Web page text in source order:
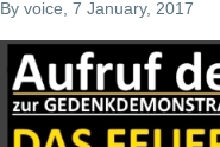
By voice , 7 January, 2017